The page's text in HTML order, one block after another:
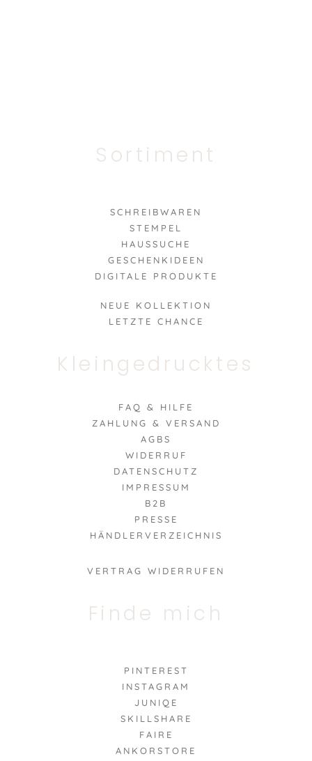
Sortiment
SCHREIBWAREN
STEMPEL
HAUSSUCHE
GESCHENKIDEEN
DIGITALE PRODUKTE
NEUE KOLLEKTION
LETZTE CHANCE
Kleingedrucktes
FAQ & HILFE
ZAHLUNG & VERSAND
AGBS
WIDERRUF
DATENSCHUTZ
IMPRESSUM
B2B
PRESSE
HÄNDLERVERZEICHNIS
VERTRAG WIDERRUFEN
Finde mich
PINTEREST
INSTAGRAM
JUNIQE
SKILLSHARE
FAIRE
ANKORSTORE